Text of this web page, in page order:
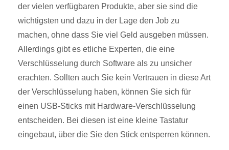
der vielen verfügbaren Produkte, aber sie sind die
wichtigsten und dazu in der Lage den Job zu
machen, ohne dass Sie viel Geld ausgeben müssen.
Allerdings gibt es etliche Experten, die eine
Verschlüsselung durch Software als zu unsicher
erachten. Sollten auch Sie kein Vertrauen in diese Art
der Verschlüsselung haben, können Sie sich für
einen USB-Sticks mit Hardware-Verschlüsselung
entscheiden. Bei diesen ist eine kleine Tastatur
eingebaut, über die Sie den Stick entsperren können.